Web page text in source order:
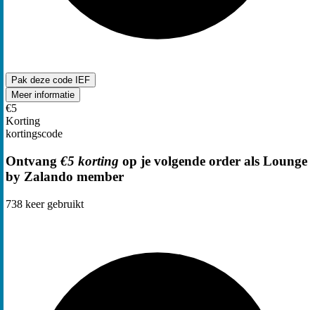
Pak deze code
IEF
Meer informatie
€5
Korting
kortingscode
Ontvang €5 korting op je volgende order als Lounge
by Zalando member
738 keer gebruikt